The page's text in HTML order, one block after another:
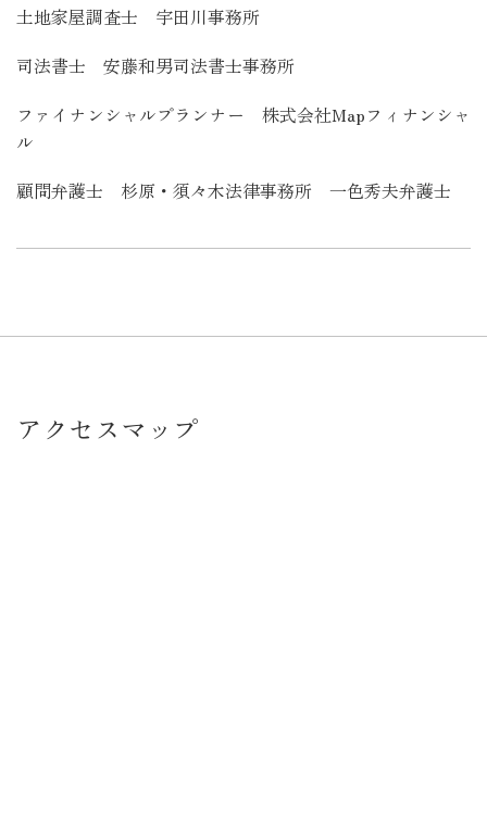
土地家屋調査士 宇田川事務所
司法書士 安藤和男司法書士事務所
ファイナンシャルプランナー 株式会社Mapフィナンシャ
ル
顧問弁護士 杉原・須々木法律事務所 一色秀夫弁護士
アクセスマップ